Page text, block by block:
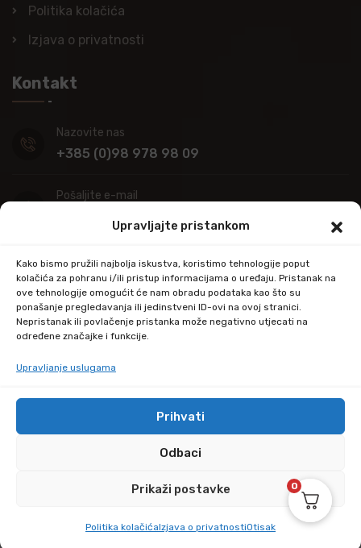
Upravljajte pristankom
Kako bismo pružili najbolja iskustva, koristimo tehnologije poput
kolačića za pohranu i/ili pristup informacijama o uređaju. Pristanak na
ove tehnologije omogućit će nam obradu podataka kao što su
ponašanje pregledavanja ili jedinstveni ID-ovi na ovoj stranici.
Nepristanak ili povlačenje pristanka može negativno utjecati na
određene značajke i funkcije.
Upravljanje uslugama
Prihvati
Odbaci
Prikaži postavke
Politika kolačićaIzjava o privatnostiOtisak
Politika kolačića
Izjava o privatnosti
Kontakt
Nazovite nas
+385 (0)98 978 98 09
Pošaljite e-mail
Adresa
Industrijska ulica 39,
34000 Požega
© Copyright 2024 by kupitapetu.com
0